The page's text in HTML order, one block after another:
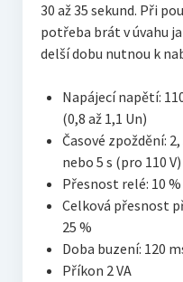
30 až 35 sekund. Při
potřeba brát v úvahu
delší dobu nutnou k
Napájecí napětí:
(0,8 až 1,1 Un)
Časové zpoždění:
nebo 5 s (pro 110 V)
Přesnost relé: 10 %
Celková přesnost
25 %
Doba buzení: 120
Příkon 2 VA